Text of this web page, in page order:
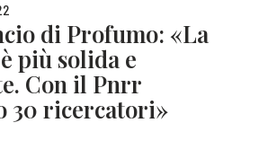
di Profumo: «La
più solida e
Con il Pnrr
30 ricercatori»